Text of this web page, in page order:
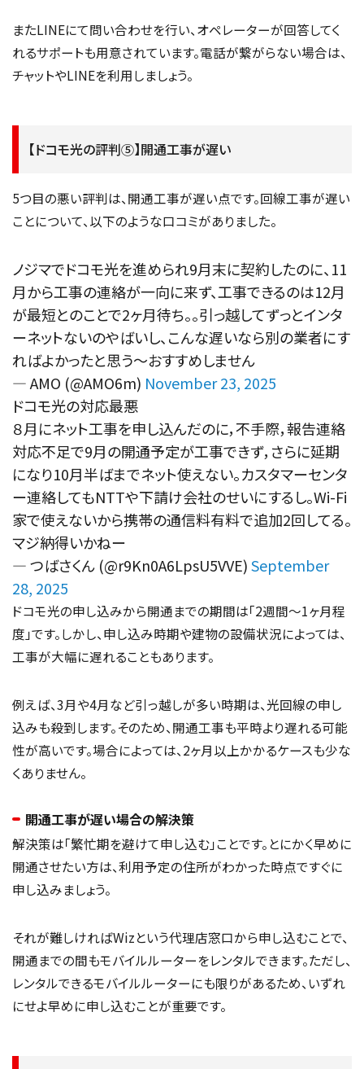
またLINEにて問い合わせを行い、オペレーターが回答してく
れるサポートも用意されています。電話が繋がらない場合は、
チャットやLINEを利用しましょう。
【ドコモ光の評判⑤】開通工事が遅い
5つ目の悪い評判は、開通工事が遅い点です。回線工事が遅い
ことについて、以下のような口コミがありました。
ノジマでドコモ光を進められ9月末に契約したのに、11
月から工事の連絡が一向に来ず、工事できるのは12月
が最短とのことで2ヶ月待ち。。引っ越してずっとインタ
ーネットないのやばいし、こんな遅いなら別の業者にす
ればよかったと思う〜おすすめしません
— AMO (@AMO6m) November 23, 2025
ドコモ光の対応最悪
８月にネット工事を申し込んだのに，不手際，報告連絡
対応不足で9月の開通予定が工事できず，さらに延期
になり10月半ばまでネット使えない。カスタマーセンタ
ー連絡してもNTTや下請け会社のせいにするし。Wi-Fi
家で使えないから携帯の通信料有料で追加2回してる。
マジ納得いかねー
— つばさくん (@r9Kn0A6LpsU5VVE)September
28, 2025
ドコモ光の申し込みから開通までの期間は「2週間〜1ヶ月程
度」です。しかし、申し込み時期や建物の設備状況によっては、
工事が大幅に遅れることもあります。
例えば、3月や4月など引っ越しが多い時期は、光回線の申し
込みも殺到します。そのため、開通工事も平時より遅れる可能
性が高いです。場合によっては、2ヶ月以上かかるケースも少な
くありません。
開通工事が遅い場合の解決策
解決策は「繁忙期を避けて申し込む」ことです。とにかく早めに
開通させたい方は、利用予定の住所がわかった時点ですぐに
申し込みましょう。
それが難しければWizという代理店窓口から申し込むことで、
開通までの間もモバイルルーターをレンタルできます。ただし、
レンタルできるモバイルルーターにも限りがあるため、いずれ
にせよ早めに申し込むことが重要です。